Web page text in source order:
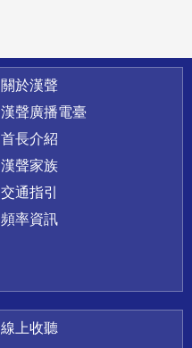
關於漢聲
漢聲廣播電臺
首長介紹
漢聲家族
交通指引
頻率資訊
線上收聽